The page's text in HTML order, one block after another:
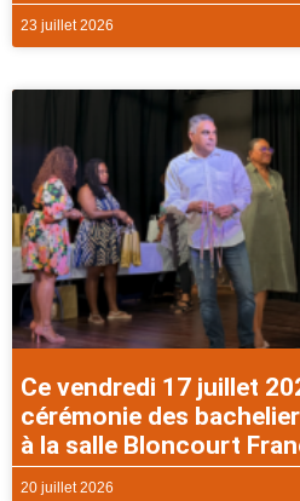
23 juillet 2026
Ce vendredi 17 juillet
cérémonie des
à la salle Bloncourt
20 juillet 2026